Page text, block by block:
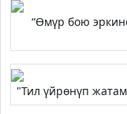
“Өмүр бою
"Тил үйрөнүп